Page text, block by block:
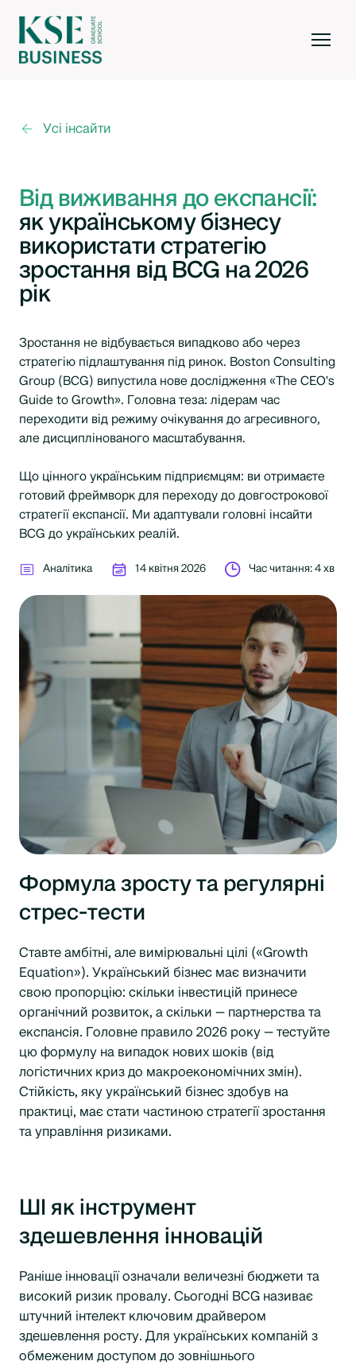
Усі інсайти
Від виживання до експансії:
як українському бізнесу
використати стратегію
зростання від BCG на 2026
рік
Зростання не відбувається випадково або через
стратегію підлаштування під ринок. Boston Consulting
Group (BCG) випустила нове дослідження «The CEO's
Guide to Growth». Головна теза: лідерам час
переходити від режиму очікування до агресивного,
але дисциплінованого масштабування.
Що цінного українським підприємцям: ви отримаєте
готовий фреймворк для переходу до довгострокової
стратегії експансії. Ми адаптували головні інсайти
BCG до українських реалій.
Аналітика 14 квітня 2026 Час читання: 4 хв
Формула зросту та регулярні
стрес-тести
Ставте амбітні, але вимірювальні цілі («Growth
Equation»). Український бізнес має визначити
свою пропорцію: скільки інвестицій принесе
органічний розвиток, а скільки — партнерства та
експансія. Головне правило 2026 року — тестуйте
цю формулу на випадок нових шоків (від
логістичних криз до макроекономічних змін).
Стійкість, яку український бізнес здобув на
практиці, має стати частиною стратегії зростання
та управління ризиками.
ШІ як інструмент
здешевлення інновацій
Раніше інновації означали величезні бюджети та
високий ризик провалу. Сьогодні BCG називає
штучний інтелект ключовим драйвером
здешевлення росту. Для українських компаній з
обмеженим доступом до зовнішнього